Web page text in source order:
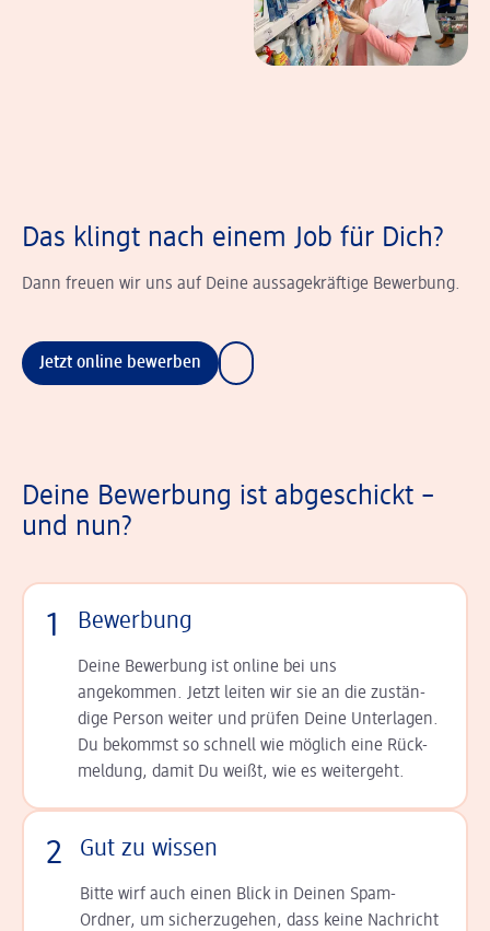
Das klingt nach einem Job für Dich?
Dann freuen wir uns auf Deine aussagekräftige Bewerbung.
Jetzt online bewerben
Deine Bewerbung ist abgeschickt –
und nun?
1 Bewerbung
Deine Bewerbung ist online bei uns
angekommen. Jetzt leiten wir sie an die zu­stän­
dige Person weiter und prüfen Deine Unterlagen.
Du bekommst so schnell wie möglich eine Rück­
meldung, damit Du weißt, wie es weitergeht.
2 Gut zu wissen
Bitte wirf auch einen Blick in Deinen Spam-
Ordner, um sicherzugehen, dass keine Nachricht